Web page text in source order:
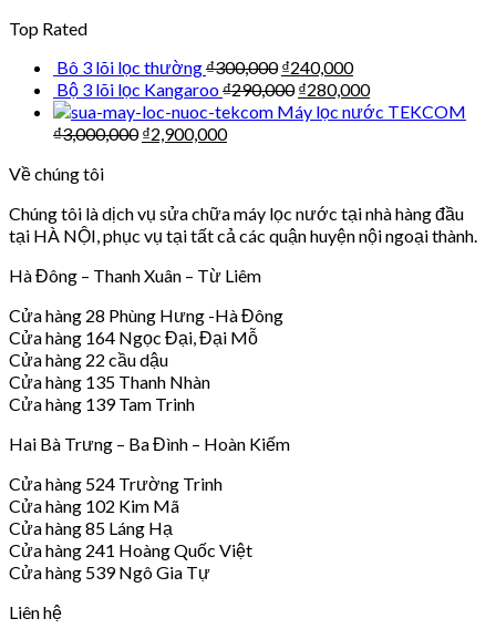
Top Rated
Bô 3 lõi lọc thường₫300,000 ₫240,000
Bộ 3 lõi lọc Kangaroo₫290,000 ₫280,000
Máy lọc nước TEKCOM
₫3,000,000 ₫2,900,000
Về chúng tôi
Chúng tôi là dịch vụ sửa chữa máy lọc nước tại nhà hàng đầu
tại HÀ NỘI, phục vụ tại tất cả các quận huyện nội ngoại thành.
Hà Đông – Thanh Xuân – Từ Liêm
Cửa hàng 28 Phùng Hưng -Hà Đông
Cửa hàng 164 Ngọc Đại, Đại Mỗ
Cửa hàng 22 cầu dậu
Cửa hàng 135 Thanh Nhàn
Cửa hàng 139 Tam Trinh
Hai Bà Trưng – Ba Đình – Hoàn Kiếm
Cửa hàng 524 Trường Trinh
Cửa hàng 102 Kim Mã
Cửa hàng 85 Láng Hạ
Cửa hàng 241 Hoàng Quốc Việt
Cửa hàng 539 Ngô Gia Tự
Liên hệ